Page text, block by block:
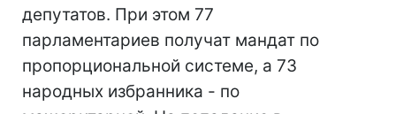
депутатов. При этом 77
парламентариев получат мандат по
пропорциональной системе, а 73
народных избранника - по